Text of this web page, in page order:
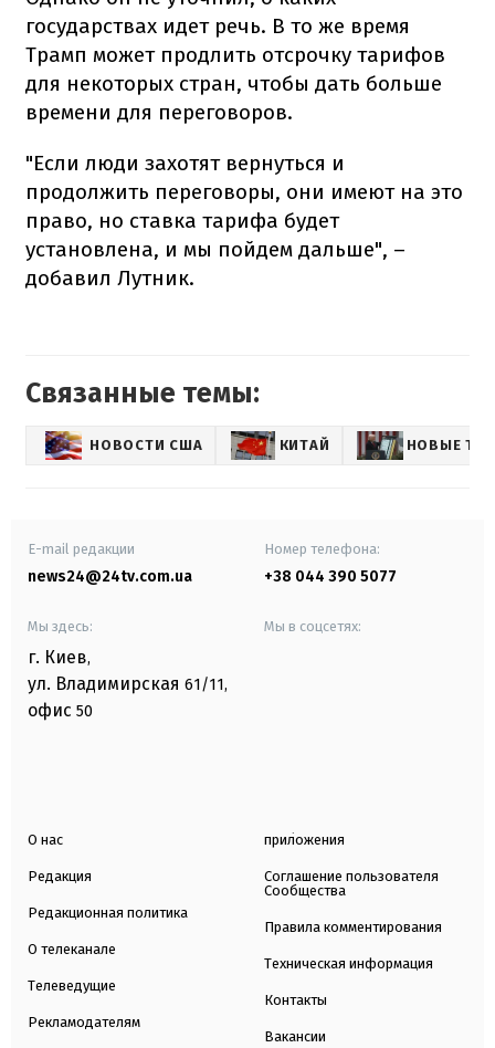
государствах идет речь. В то же время
Трамп может продлить отсрочку тарифов
для некоторых стран, чтобы дать больше
времени для переговоров.
"Если люди захотят вернуться и
продолжить переговоры, они имеют на это
право, но ставка тарифа будет
установлена, и мы пойдем дальше", –
добавил Лутник.
Связанные темы:
НОВОСТИ США КИТАЙ НОВЫЕ
E-mail редакции
news24@24tv.com.ua
Номер телефона:
+38 044 390 5077
Мы здесь:
г. Киев,
ул. Владимирская 61/11,
офис 50
Мы в соцсетях:
О нас
Редакция
Редакционная политика
О телеканале
Телеведущие
Рекламодателям
приложения
Соглашение пользователя
Сообщества
Правила комментирования
Техническая информация
Контакты
Вакансии